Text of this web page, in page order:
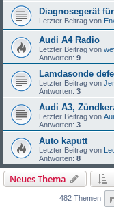
Diagnosegerät
Letzter Beitrag von
Audi A4 Radio
Letzter Beitrag von
Antworten: 9
Lamdasonde
Letzter Beitrag von
Antworten: 3
Audi A3,
Letzter Beitrag von
Antworten: 3
Auto kaputt
Letzter Beitrag von
Antworten: 8
Neues Thema
482 Themen